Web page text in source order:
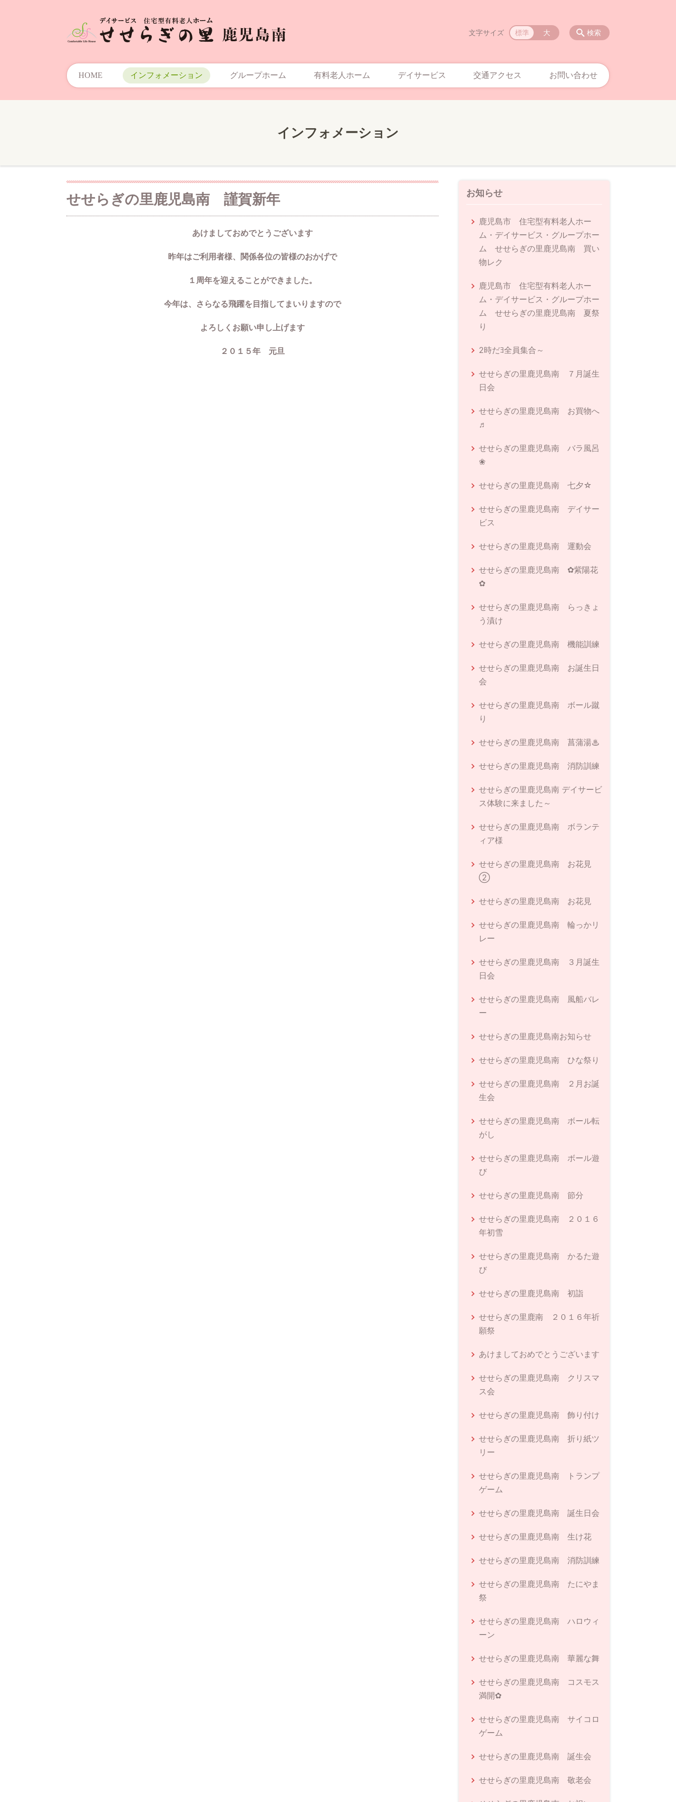
HOME インフォメーション グループホーム 有料老人ホーム デイサービス 交通アクセス お問い合わせ
検索
文字サイズ 標準 大
インフォメーション
せせらぎの里鹿児島南 謹賀新年
あけましておめでとうございます
昨年はご利用者様、関係各位の皆様のおかげで
１周年を迎えることができました。
今年は、さらなる飛躍を目指してまいりますので
よろしくお願い申し上げます
２０１５年 元旦
お知らせ
鹿児島市 住宅型有料老人ホー
ム・デイサービス・グループホー
ム せせらぎの里鹿児島南 買い
物レク
鹿児島市 住宅型有料老人ホー
ム・デイサービス・グループホー
ム せせらぎの里鹿児島南 夏祭
り
2時だﾖ全員集合～
せせらぎの里鹿児島南 ７月誕生
日会
せせらぎの里鹿児島南 お買物へ
♬
せせらぎの里鹿児島南 バラ風呂
❀
せせらぎの里鹿児島南 七夕☆
せせらぎの里鹿児島南 デイサー
ビス
せせらぎの里鹿児島南 運動会
せせらぎの里鹿児島南 ✿紫陽花
✿
せせらぎの里鹿児島南 らっきょ
う漬け
せせらぎの里鹿児島南 機能訓練
せせらぎの里鹿児島南 お誕生日
会
せせらぎの里鹿児島南 ボール蹴
り
せせらぎの里鹿児島南 菖蒲湯♨
せせらぎの里鹿児島南 消防訓練
せせらぎの里鹿児島南 デイサービ
ス体験に来ました～
せせらぎの里鹿児島南 ボランテ
ィア様
せせらぎの里鹿児島南 お花見
②
せせらぎの里鹿児島南 お花見
せせらぎの里鹿児島南 輪っかリ
レー
せせらぎの里鹿児島南 ３月誕生
日会
せせらぎの里鹿児島南 風船バレ
ー
せせらぎの里鹿児島南お知らせ
せせらぎの里鹿児島南 ひな祭り
せせらぎの里鹿児島南 ２月お誕
生会
せせらぎの里鹿児島南 ボール転
がし
せせらぎの里鹿児島南 ボール遊
び
せせらぎの里鹿児島南 節分
せせらぎの里鹿児島南 ２０１６
年初雪
せせらぎの里鹿児島南 かるた遊
び
せせらぎの里鹿児島南 初詣
せせらぎの里鹿南 ２０１６年祈
願祭
あけましておめでとうございます
せせらぎの里鹿児島南 クリスマ
ス会
せせらぎの里鹿児島南 飾り付け
せせらぎの里鹿児島南 折り紙ツ
リー
せせらぎの里鹿児島南 トランプ
ゲーム
せせらぎの里鹿児島南 誕生日会
せせらぎの里鹿児島南 生け花
せせらぎの里鹿児島南 消防訓練
せせらぎの里鹿児島南 たにやま
祭
せせらぎの里鹿児島南 ハロウィ
ーン
せせらぎの里鹿児島南 華麗な舞
せせらぎの里鹿児島南 コスモス
満開✿
せせらぎの里鹿児島南 サイコロ
ゲーム
せせらぎの里鹿児島南 誕生会
せせらぎの里鹿児島南 敬老会